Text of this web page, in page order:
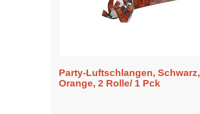
Party-Luftschlangen, Schwarz,
Orange, 2 Rolle/ 1 Pck